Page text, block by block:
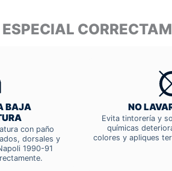
BAJA
con paño
dorsales y
1990-91
NO
Evita tintorería y
químicas
colores y apliques